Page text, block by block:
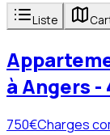
Liste
à Angers -
750€Charges